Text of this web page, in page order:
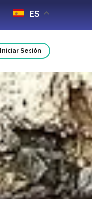
ES
Iniciar Sesión